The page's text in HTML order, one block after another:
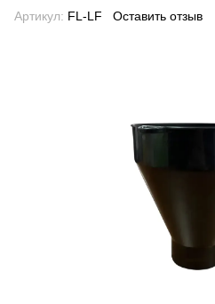
Артикул: FL-LF Оставить отзыв